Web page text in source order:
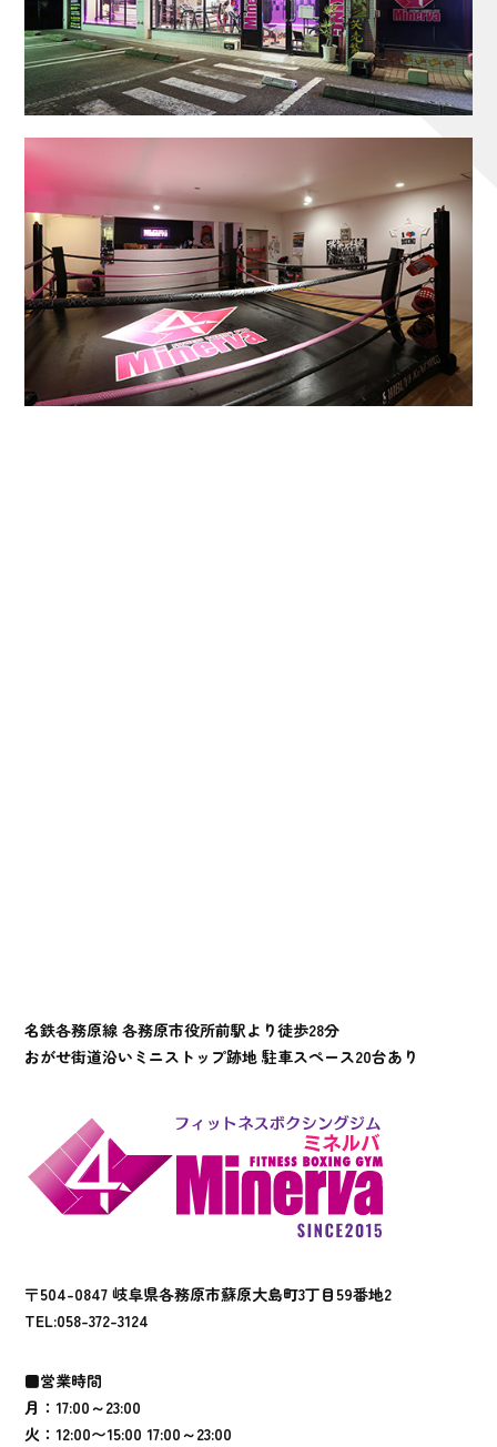
〒504-0847 岐阜県各務原市蘇原大島町3丁目59番地2
TEL:058-372-3124
■営業時間
月：17:00～23:00
火：12:00〜15:00 17:00～23:00
名鉄各務原線 各務原市役所前駅より徒歩28分
おがせ街道沿いミニストップ跡地 駐車スペース20台あり